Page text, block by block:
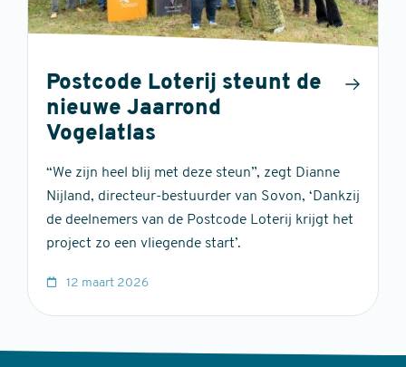
Postcode Loterij steunt de
nieuwe Jaarrond
Vogelatlas
“We zijn heel blij met deze steun”, zegt Dianne
Nijland, directeur-bestuurder van Sovon, ‘Dankzij
de deelnemers van de Postcode Loterij krijgt het
project zo een vliegende start’.
12 maart 2026